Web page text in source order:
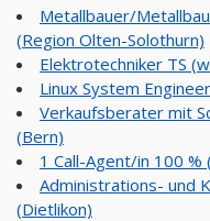
Metallbauer/
(Region Olten-Solothurn)
Elektrotechniker TS
Linux System
Verkaufsberater mit
(Bern)
1 Call-Agent/in 100 %
Administrations- und
(Dietlikon)